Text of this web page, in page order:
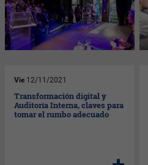
Vie 12/11/2021
Transformación digital y
Auditoría Interna, claves para
tomar el rumbo adecuado